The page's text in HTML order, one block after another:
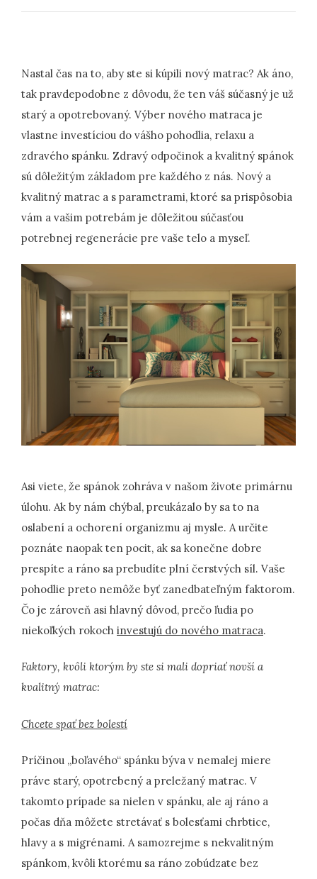
Nastal čas na to, aby ste si kúpili nový matrac? Ak áno,
tak pravdepodobne z dôvodu, že ten váš súčasný je už
starý a opotrebovaný. Výber nového matraca je
vlastne investíciou do vášho pohodlia, relaxu a
zdravého spánku. Zdravý odpočinok a kvalitný spánok
sú dôležitým základom pre každého z nás. Nový a
kvalitný matrac a s parametrami, ktoré sa prispôsobia
vám a vašim potrebám je dôležitou súčasťou
potrebnej regenerácie pre vaše telo a myseľ.
Asi viete, že spánok zohráva v našom živote primárnu
úlohu. Ak by nám chýbal, preukázalo by sa to na
oslabení a ochorení organizmu aj mysle. A určite
poznáte naopak ten pocit, ak sa konečne dobre
prespíte a ráno sa prebudíte plní čerstvých síl. Vaše
pohodlie preto nemôže byť zanedbateľným faktorom.
Čo je zároveň asi hlavný dôvod, prečo ľudia po
niekoľkých rokoch investujú do nového matraca.
Faktory, kvôli ktorým by ste si mali dopriať novší a
kvalitný matrac:
Chcete spať bez bolestí
Príčinou „boľavého“ spánku býva v nemalej miere
práve starý, opotrebený a preležaný matrac. V
takomto prípade sa nielen v spánku, ale aj ráno a
počas dňa môžete stretávať s bolesťami chrbtice,
hlavy a s migrénami. A samozrejme s nekvalitným
spánkom, kvôli ktorému sa ráno zobúdzate bez